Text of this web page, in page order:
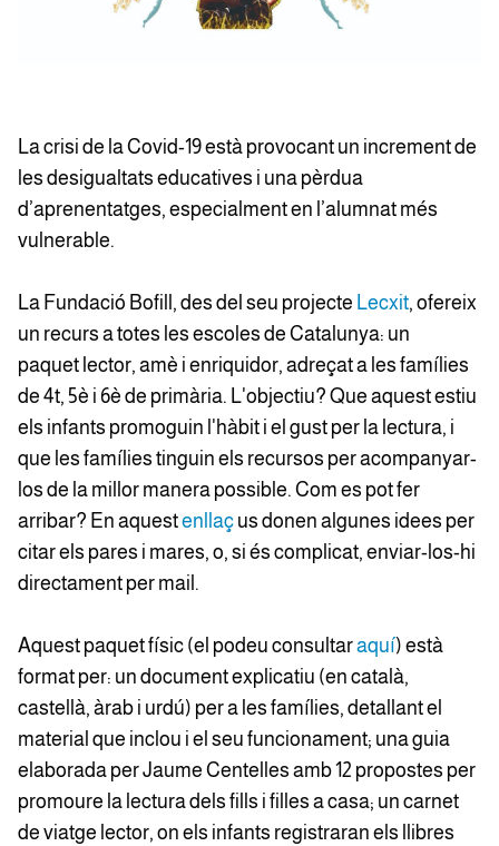
La crisi de la Covid-19 està provocant un increment de
les desigualtats educatives i una pèrdua
d’aprenentatges, especialment en l’alumnat més
vulnerable.
La Fundació Bofill, des del seu projecte Lecxit, ofereix
un recurs a totes les escoles de Catalunya: un
paquet lector, amè i enriquidor, adreçat a les famílies
de 4t, 5è i 6è de primària. L'objectiu? Que aquest estiu
els infants promoguin l'hàbit i el gust per la lectura, i
que les famílies tinguin els recursos per acompanyar-
los de la millor manera possible. Com es pot fer
arribar? En aquestenllaç us donen algunes idees per
citar els pares i mares, o, si és complicat, enviar-los-hi
directament per mail.
Aquest paquet físic (el podeu consultaraquí) està
format per: un document explicatiu (en català,
castellà, àrab i urdú) per a les famílies, detallant el
material que inclou i el seu funcionament; una guia
elaborada per Jaume Centelles amb 12 propostes per
promoure la lectura dels fills i filles a casa; un carnet
de viatge lector, on els infants registraran els llibres